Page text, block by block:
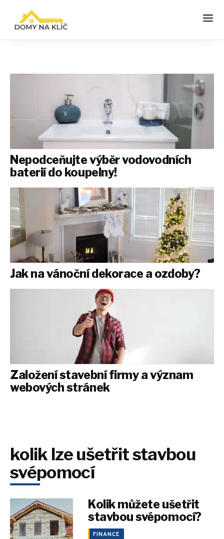
Nepodceňujte výběr vodovodních
baterií do koupelny!
Jak na vánoční dekorace a ozdoby?
Založení stavební firmy a význam
webových stránek
kolik lze ušetřit stavbou
svépomocí
Kolik můžete ušetřit
stavbou svépomocí?
FINANCE